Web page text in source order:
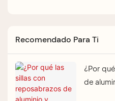
Recomendado Para Ti
¿Por
de